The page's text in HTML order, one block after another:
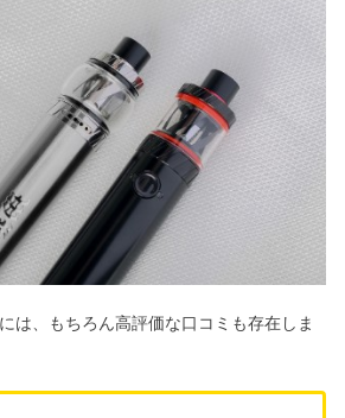
は、もちろん高評価な口コミも存在しま